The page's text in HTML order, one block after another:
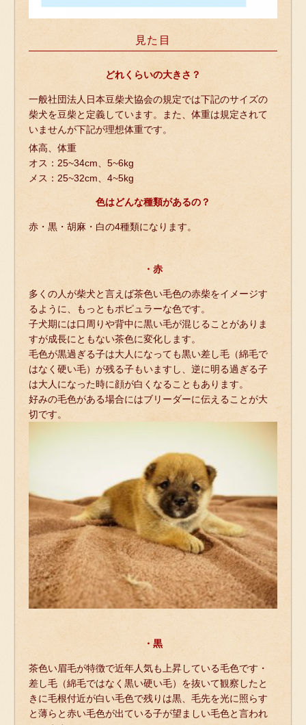
見た目
どれくらいの大きさ？
一般社団法人日本豆柴犬協会の規定では下記のサイズの
柴犬を豆柴と定義しています。また、体重は規定されて
いませんが下記が理想体重です。
体高、体重
オス：25~34cm、5~6kg
メス：25~32cm、4~5kg
色はどんな種類があるの？
赤・黒・胡麻・白の4種類になります。
・赤
多くの人が柴犬と言えば茶色い毛色の赤柴をイメージす
るように、もっともポピュラーな色です。
子犬期には口周りや背中に黒い毛が混じることがありま
すが成長にともない茶色に変化します。
毛色が黒過ぎる子は大人になっても黒い差し毛（綿毛で
はなく硬い毛）が残る子もいますし、逆に明る過ぎる子
は大人になった時に顔が白くなることもあります。
好みの毛色がある場合にはブリーダーに伝えることが大
切です。
・黒
茶色い眉毛が特徴で近年人気も上昇している毛色です・
差し毛（綿毛ではなく黒い硬い毛）を抜いて観察したと
きに毛根付近が白い毛色で残りは黒、毛先を光に照らす
と薄らと赤い毛色が出ている子が望ましい毛色と言われ